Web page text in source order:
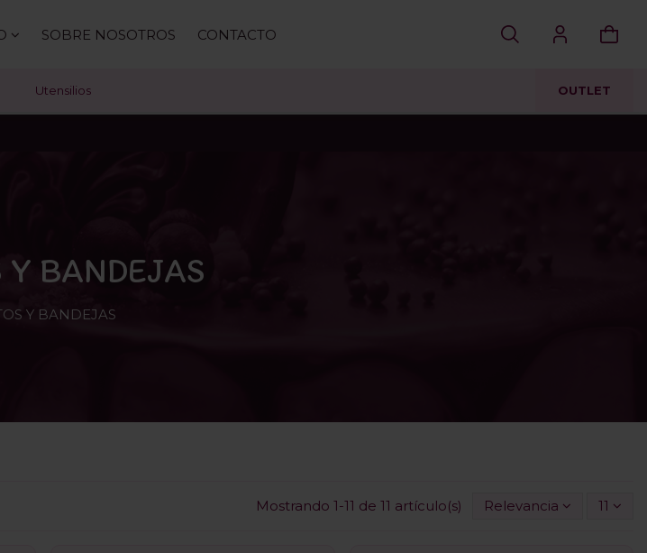
SOBRE NOSOTROS CONTACTO
Utensilios OUTLET
Y BANDEJAS
Y BANDEJAS
Mostrando 1-11 de 11 artículo(s) Relevancia 11